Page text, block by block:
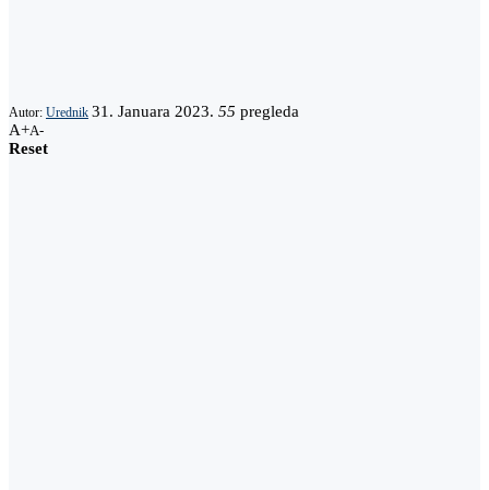
Autor: Urednik 31. Januara 2023. 55 pregleda
A+A-
Reset